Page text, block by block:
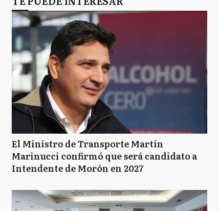
El Ministro de Transporte Martín
Marinucci confirmó que será candidato a
Intendente de Morón en 2027